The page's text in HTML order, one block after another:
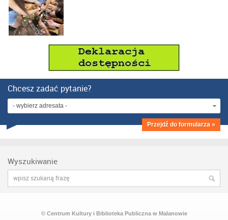
Chcesz zadać pytanie?
- wybierz adresata -
Przejdź do formularza »
Wyszukiwanie
© Centrum Kultury i Biblioteka Publiczna w Malanowie